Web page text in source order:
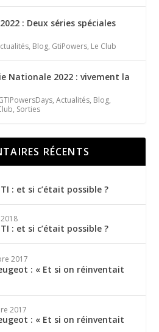
: Deux séries spéciales
, Blog, GtiPowers, Le Club
Nationale 2022 : vivement la
,Actualités, Blog,
, Sorties
RÉCENTS
: et si c’était possible ?
: et si c’était possible ?
2017
: « Et si on réinventait
2017
: « Et si on réinventait